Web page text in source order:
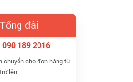
Tổng đài
090 189 2016
chuyển cho đơn hàng từ
lên